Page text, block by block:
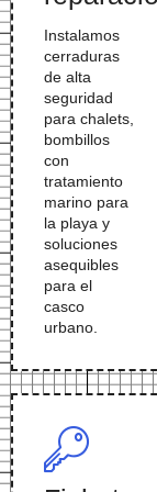
Instalamos
cerraduras
de alta
seguridad
para chalets,
bombillos
con
tratamiento
marino para
la playa y
soluciones
asequibles
para el
casco
urbano.